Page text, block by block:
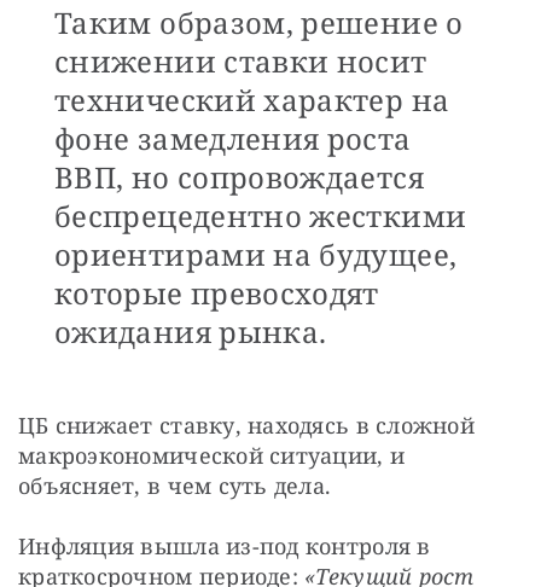
Таким образом, решение о
снижении ставки носит
технический характер на
фоне замедления роста
ВВП, но сопровождается
беспрецедентно жесткими
ориентирами на будущее,
которые превосходят
ожидания рынка.
ЦБ снижает ставку, находясь в сложной
макроэкономической ситуации, и
объясняет, в чем суть дела.
Инфляция вышла из-под контроля в
краткосрочном периоде: «Текущий рост